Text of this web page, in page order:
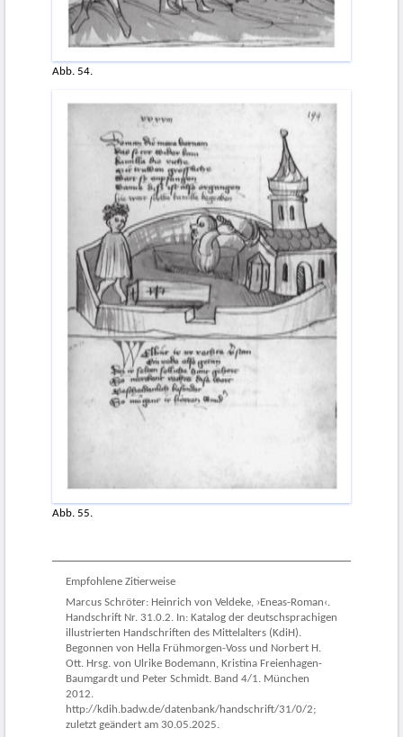
Abb. 54.
Abb. 55.
Empfohlene Zitierweise
Marcus Schröter: Heinrich von Veldeke, ›Eneas-Roman‹.
Handschrift Nr. 31.0.2. In: Katalog der deutschsprachigen
illustrierten Handschriften des Mittelalters (KdiH).
Begonnen von Hella Frühmorgen-Voss und Norbert H.
Ott. Hrsg. von Ulrike Bodemann, Kristina Freienhagen-
Baumgardt und Peter Schmidt. Band 4/1. München
2012.
http://kdih.badw.de/datenbank/handschrift/31/0/2;
zuletzt geändert am 30.05.2025.